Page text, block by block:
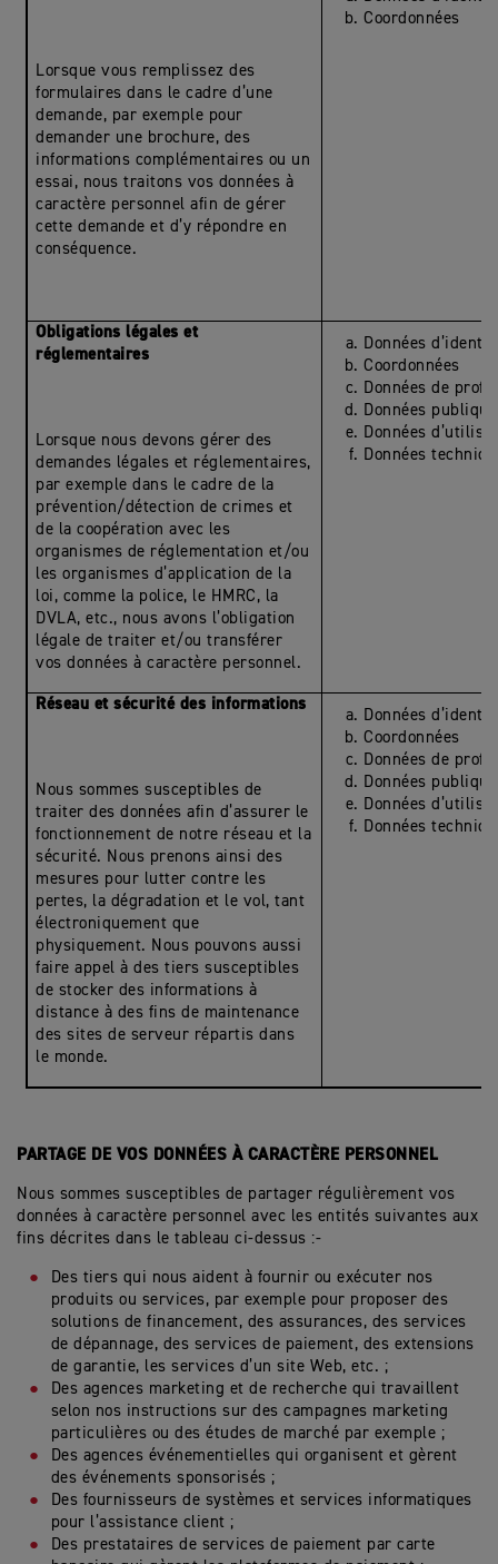
Lorsque vous remplissez des
formulaires dans le cadre d’une
demande, par exemple pour
demander une brochure, des
informations complémentaires ou un
essai, nous traitons vos données à
caractère personnel afin de gérer
cette demande et d’y répondre en
conséquence.
Coordonnées
Obligations légales et
réglementaires
Lorsque nous devons gérer des
demandes légales et réglementaires,
par exemple dans le cadre de la
prévention/détection de crimes et
de la coopération avec les
organismes de réglementation et/ou
les organismes d’application de la
loi, comme la police, le HMRC, la
DVLA, etc., nous avons l’obligation
légale de traiter et/ou transférer
vos données à caractère personnel.
Données
Coordonnées
Données de profil
Données
Données
Données
Réseau et sécurité des informations
Nous sommes susceptibles de
traiter des données afin d’assurer le
fonctionnement de notre réseau et la
sécurité. Nous prenons ainsi des
mesures pour lutter contre les
pertes, la dégradation et le vol, tant
électroniquement que
physiquement. Nous pouvons aussi
faire appel à des tiers susceptibles
de stocker des informations à
distance à des fins de maintenance
des sites de serveur répartis dans
le monde.
Données
Coordonnées
Données de profil
Données
Données
Données
PARTAGE DE VOS DONNÉES À CARACTÈRE PERSONNEL
Nous sommes susceptibles de partager régulièrement vos
données à caractère personnel avec les entités suivantes aux
fins décrites dans le tableau ci-dessus :-
Des tiers qui nous aident à fournir ou exécuter nos
produits ou services, par exemple pour proposer des
solutions de financement, des assurances, des services
de dépannage, des services de paiement, des extensions
de garantie, les services d’un site Web, etc. ;
Des agences marketing et de recherche qui travaillent
selon nos instructions sur des campagnes marketing
particulières ou des études de marché par exemple ;
Des agences événementielles qui organisent et gèrent
des événements sponsorisés ;
Des fournisseurs de systèmes et services informatiques
pour l’assistance client ;
Des prestataires de services de paiement par carte